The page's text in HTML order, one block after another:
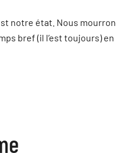
notre état. Nous
bref (il l’est toujours)